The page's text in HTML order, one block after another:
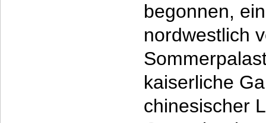
begonnen,
nordwestlich
kaiserliche
chinesischer